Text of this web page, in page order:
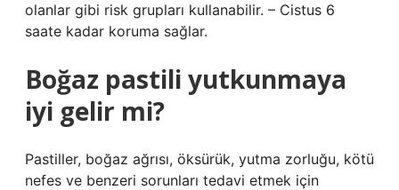
olanlar gibi risk grupları kullanabilir. – Cistus 6
saate kadar koruma sağlar.
Boğaz pastili yutkunmaya
iyi gelir mi?
Pastiller, boğaz ağrısı, öksürük, yutma zorluğu, kötü
nefes ve benzeri sorunları tedavi etmek için